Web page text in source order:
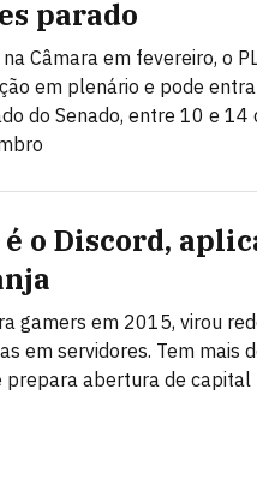
parado
Câmara em fevereiro, o
em plenário e pode
do Senado, entre 10 e
é o Discord,
gamers em 2015, virou
em servidores. Tem mais
prepara abertura de capital